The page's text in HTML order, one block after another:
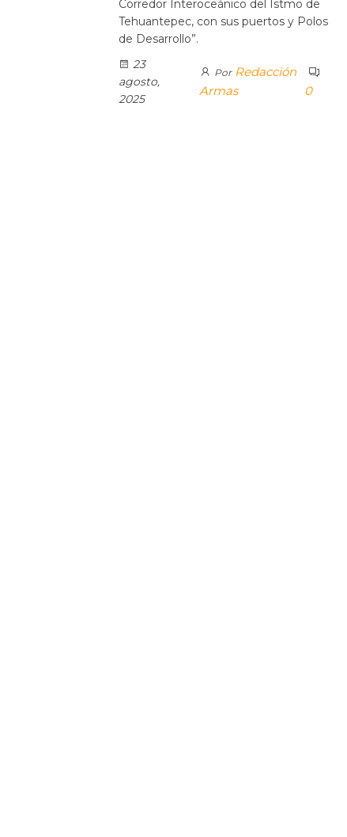
Corredor Interoceánico del Istmo de
Tehuantepec, con sus puertos y Polos
de Desarrollo”.
23
agosto,
2025
Por Redacción
Armas
0